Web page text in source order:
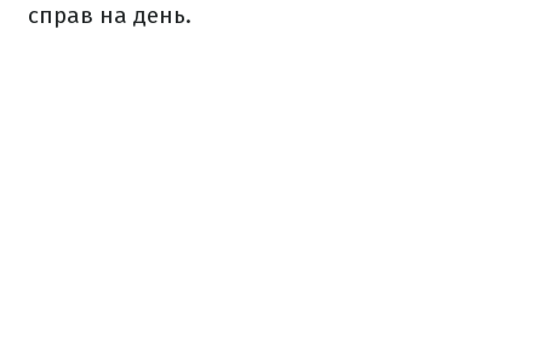
справ на день.